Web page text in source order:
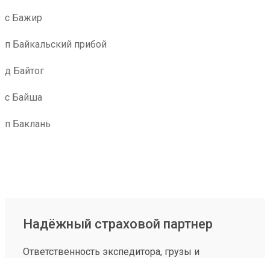
с Бажир
п Байкальский прибой
д Байтог
с Байша
п Баклань
Надёжный страховой партнер
Ответственность экспедитора, грузы и